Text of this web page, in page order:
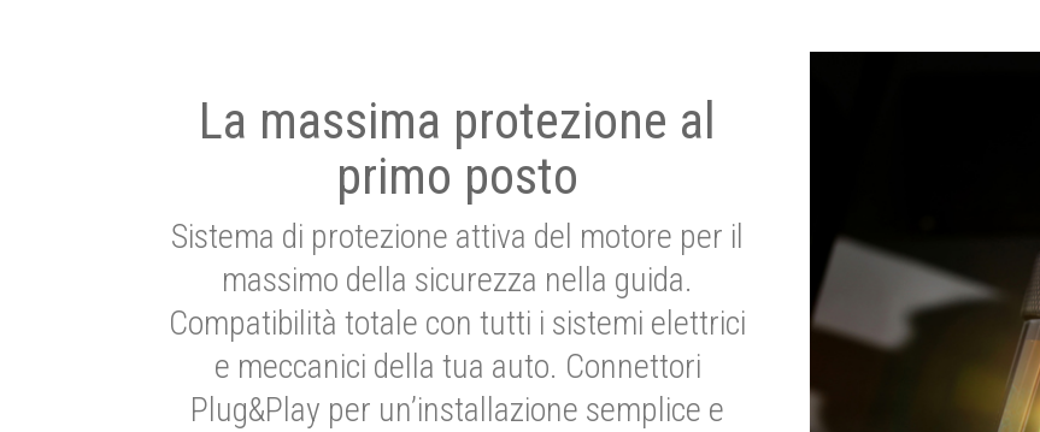
La massima protezione al
primo posto
Sistema di protezione attiva del motore per il
massimo della sicurezza nella guida.
Compatibilità totale con tutti i sistemi elettrici
e meccanici della tua auto. Connettori
Plug&Play per un’installazione semplice e